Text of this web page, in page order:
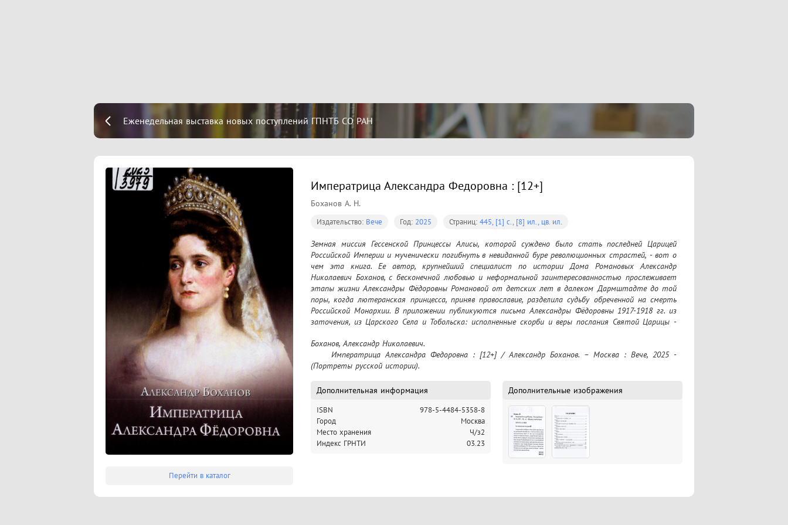
Еженедельная выставка новых поступлений ГПНТБ СО РАН
Перейти в каталог
Императрица Александра Федоровна : [12+]
Боханов А. Н.
Издательство: Вече Год: 2025 Страниц: 445, [1] с., [8] ил., цв. ил.
Земная миссия Гессенской Принцессы Алисы, которой суждено было стать последней Царицей
Российской Империи и мученически погибнуть в невиданной буре революционных страстей, - вот о
чем эта книга. Ее автор, крупнейший специалист по истории Дома Романовых Александр
Николаевич Боханов, с бесконечной любовью и неформальной заинтересованностью прослеживает
этапы жизни Александры Фёдоровны Романовой от детских лет в далеком Дармштадте до той
поры, когда лютеранская принцесса, приняв православие, разделила судьбу обреченной на смерть
Российской Монархии. В приложении публикуются письма Александры Фёдоровны 1917-1918 гг. из
заточения, из Царского Села и Тобольска: исполненные скорби и веры послания Святой Царицы -
Боханов, Александр Николаевич.
(Портреты русской истории).
Дополнительная информация
ISBN
978-5-4484-5358-8
Город
Москва
Место хранения
Ч/з2
Индекс ГРНТИ
03.23
Дополнительные изображения